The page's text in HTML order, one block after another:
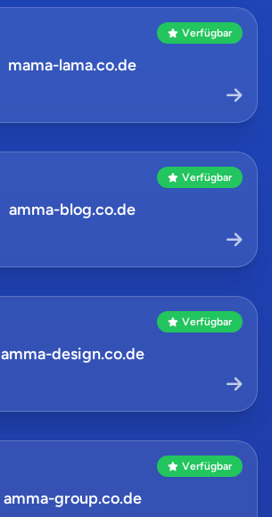
Verfügbar
mama-lama.co.de
Verfügbar
amma-blog.co.de
Verfügbar
amma-design.co.de
Verfügbar
amma-group.co.de